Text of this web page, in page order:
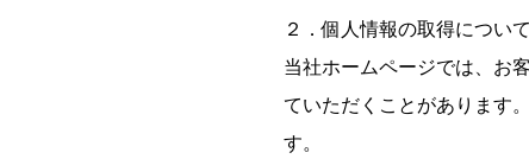
２．個人情報の取得について
当社ホームページでは、お
ていただくことがあります
す。